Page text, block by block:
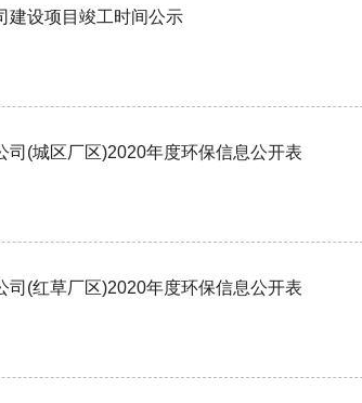
建设项目竣工时间公示
司(城区厂区)2020年度环保信息公开表
司(红草厂区)2020年度环保信息公开表